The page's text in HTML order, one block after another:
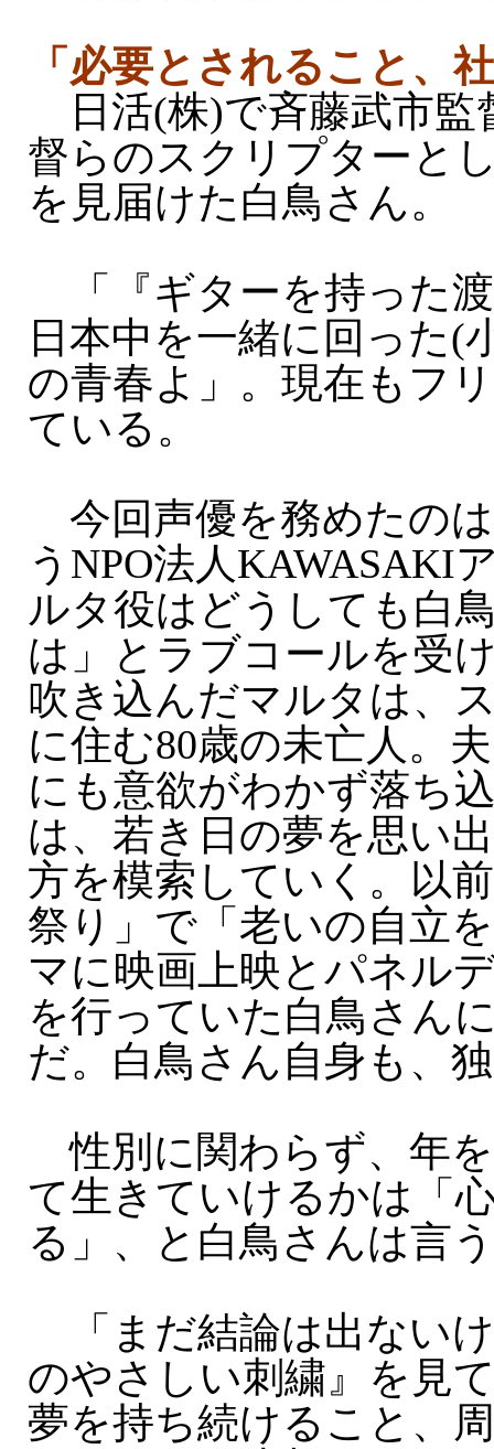
「必要とされること、
日活(株)で斉藤武市監
督らのスクリプターと
を見届けた白鳥さん。
「『ギターを持った
日本中を一緒に回った(
の青春よ」。現在もフ
ている。
今回声優を務めたの
うNPO法人KAWASAKI
ルタ役はどうしても白
は」とラブコールを受
吹き込んだマルタは、
に住む80歳の未亡人。
にも意欲がわかず落ち
は、若き日の夢を思い
方を模索していく。以
祭り」で「老いの自立
マに映画上映とパネル
を行っていた白鳥さん
だ。白鳥さん自身も、
性別に関わらず、年
て生きていけるかは「
る」、と白鳥さんは言
「まだ結論は出ない
のやさしい刺繍』を見
夢を持ち続けること、